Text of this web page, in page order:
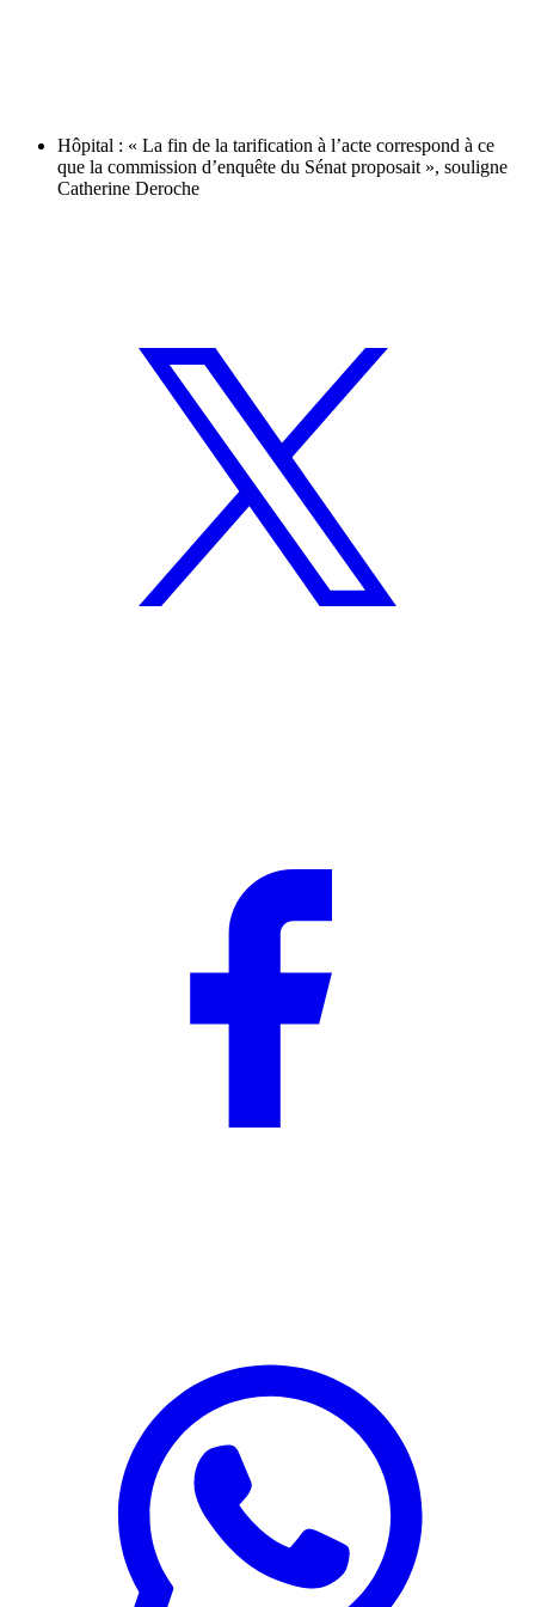
Hôpital : « La fin de la tarification à l’acte correspond à ce
que la commission d’enquête du Sénat proposait », souligne
Catherine Deroche